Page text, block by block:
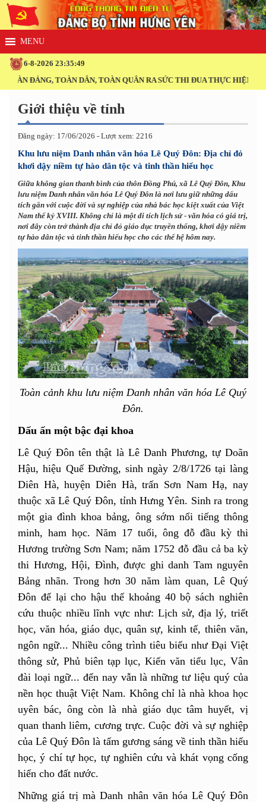
6-8-2026 23:35:50
ĐẢNG, TOÀN DÂN, TOÀN QUÂN RA SỨC THI ĐUA THỰC HIỆN
Giới thiệu về tỉnh
Đăng ngày: 17/06/2026 - Lượt xem: 2216
Khu lưu niệm Danh nhân văn hóa Lê Quý Đôn: Địa chỉ đỏ
khơi dậy niềm tự hào dân tộc và tinh thần hiếu học
Giữa không gian thanh bình của thôn Đồng Phú, xã Lê Quý Đôn, Khu
lưu niệm Danh nhân văn hóa Lê Quý Đôn là nơi lưu giữ những dấu
tích gắn với cuộc đời và sự nghiệp của nhà bác học kiệt xuất của Việt
Nam thế kỷ XVIII. Không chỉ là một di tích lịch sử - văn hóa có giá trị,
nơi đây còn trở thành địa chỉ đỏ giáo dục truyền thống, khơi dậy niềm
tự hào dân tộc và tinh thần hiếu học cho các thế hệ hôm nay.
Toàn cảnh khu lưu niệm Danh nhân văn hóa Lê Quý
Đôn.
Dấu ấn một bậc đại khoa
Lê Quý Đôn tên thật là Lê Danh Phương, tự Doãn
Hậu, hiệu Quế Đường, sinh ngày 2/8/1726 tại làng
Diên Hà, huyện Diên Hà, trấn Sơn Nam Hạ, nay
thuộc xã Lê Quý Đôn, tỉnh Hưng Yên. Sinh ra trong
một gia đình khoa bảng, ông sớm nổi tiếng thông
minh, ham học. Năm 17 tuổi, ông đỗ đầu kỳ thi
Hương trường Sơn Nam; năm 1752 đỗ đầu cả ba kỳ
thi Hương, Hội, Đình, được ghi danh Tam nguyên
Bảng nhãn. Trong hơn 30 năm làm quan, Lê Quý
Đôn để lại cho hậu thế khoảng 40 bộ sách nghiên
cứu thuộc nhiều lĩnh vực như: Lịch sử, địa lý, triết
học, văn hóa, giáo dục, quân sự, kinh tế, thiên văn,
ngôn ngữ... Nhiều công trình tiêu biểu như Đại Việt
thông sử, Phủ biên tạp lục, Kiến văn tiểu lục, Vân
đài loại ngữ... đến nay vẫn là những tư liệu quý của
nền học thuật Việt Nam. Không chỉ là nhà khoa học
uyên bác, ông còn là nhà giáo dục tâm huyết, vị
quan thanh liêm, cương trực. Cuộc đời và sự nghiệp
của Lê Quý Đôn là tấm gương sáng về tinh thần hiếu
học, ý chí tự học, tự nghiên cứu và khát vọng cống
hiến cho đất nước.
Những giá trị mà Danh nhân văn hóa Lê Quý Đôn